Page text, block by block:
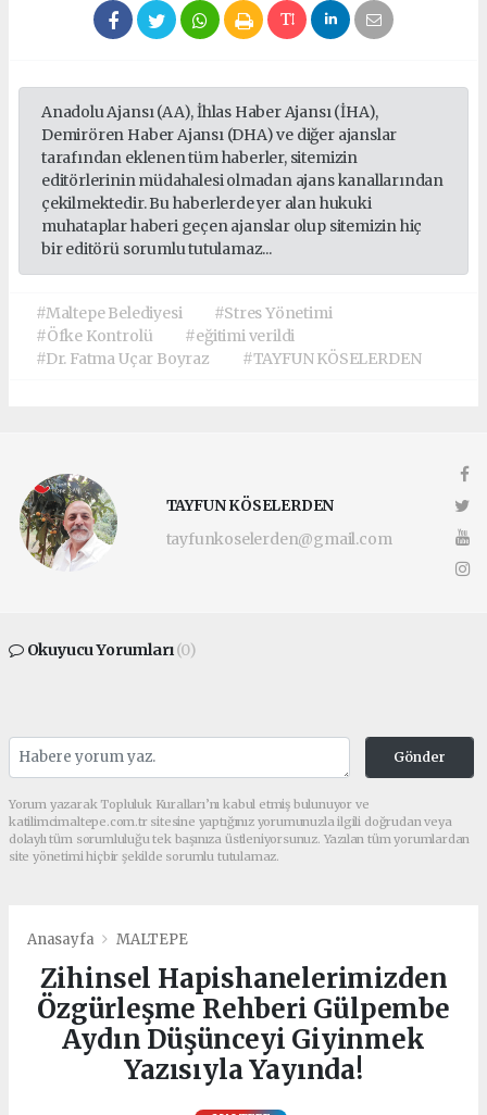
Anadolu Ajansı (AA), İhlas Haber Ajansı (İHA),
Demirören Haber Ajansı (DHA) ve diğer ajanslar
tarafından eklenen tüm haberler, sitemizin
editörlerinin müdahalesi olmadan ajans kanallarından
çekilmektedir. Bu haberlerde yer alan hukuki
muhataplar haberi geçen ajanslar olup sitemizin hiç
bir editörü sorumlu tutulamaz...
#Maltepe Belediyesi
#Stres Yönetimi
#Öfke Kontrolü
#eğitimi verildi
#Dr. Fatma Uçar Boyraz
#TAYFUN KÖSELERDEN
TAYFUN KÖSELERDEN
tayfunkoselerden@gmail.com
Okuyucu Yorumları(0)
Gönder
Yorum yazarak Topluluk Kuralları’nı kabul etmiş bulunuyor ve
katilimcimaltepe.com.tr sitesine yaptığınız yorumunuzla ilgili doğrudan veya
dolaylı tüm sorumluluğu tek başınıza üstleniyorsunuz. Yazılan tüm yorumlardan
site yönetimi hiçbir şekilde sorumlu tutulamaz.
Anasayfa MALTEPE
Zihinsel Hapishanelerimizden
Özgürleşme Rehberi Gülpembe
Aydın Düşünceyi Giyinmek
Yazısıyla Yayında!